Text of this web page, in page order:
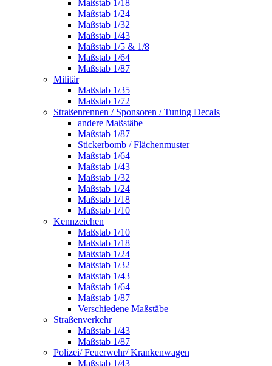
Maßstab 1/18
Maßstab 1/24
Maßstab 1/32
Maßstab 1/43
Maßstab 1/5 & 1/8
Maßstab 1/64
Maßstab 1/87
Militär
Maßstab 1/35
Maßstab 1/72
Straßenrennen / Sponsoren / Tuning Decals
andere Maßstäbe
Maßstab 1/87
Stickerbomb / Flächenmuster
Maßstab 1/64
Maßstab 1/43
Maßstab 1/32
Maßstab 1/24
Maßstab 1/18
Maßstab 1/10
Kennzeichen
Maßstab 1/10
Maßstab 1/18
Maßstab 1/24
Maßstab 1/32
Maßstab 1/43
Maßstab 1/64
Maßstab 1/87
Verschiedene Maßstäbe
Straßenverkehr
Maßstab 1/43
Maßstab 1/87
Polizei/ Feuerwehr/ Krankenwagen
Maßstab 1/43